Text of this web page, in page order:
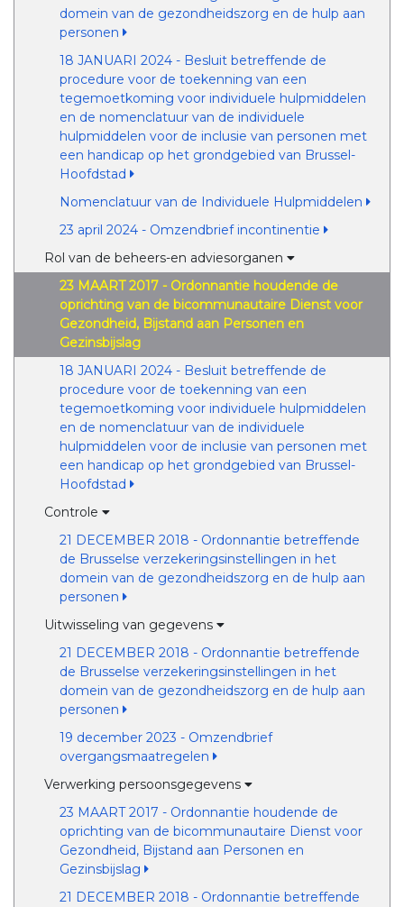
domein van de gezondheidszorg en de hulp aan
personen
18 JANUARI 2024 - Besluit betreffende de
procedure voor de toekenning van een
tegemoetkoming voor individuele hulpmiddelen
en de nomenclatuur van de individuele
hulpmiddelen voor de inclusie van personen met
een handicap op het grondgebied van Brussel-
Hoofdstad
Nomenclatuur van de Individuele Hulpmiddelen
23 april 2024 - Omzendbrief incontinentie
Rol van de beheers-en adviesorganen
23 MAART 2017 - Ordonnantie houdende de
oprichting van de bicommunautaire Dienst voor
Gezondheid, Bijstand aan Personen en
Gezinsbijslag
18 JANUARI 2024 - Besluit betreffende de
procedure voor de toekenning van een
tegemoetkoming voor individuele hulpmiddelen
en de nomenclatuur van de individuele
hulpmiddelen voor de inclusie van personen met
een handicap op het grondgebied van Brussel-
Hoofdstad
Controle
21 DECEMBER 2018 - Ordonnantie betreffende
de Brusselse verzekeringsinstellingen in het
domein van de gezondheidszorg en de hulp aan
personen
Uitwisseling van gegevens
21 DECEMBER 2018 - Ordonnantie betreffende
de Brusselse verzekeringsinstellingen in het
domein van de gezondheidszorg en de hulp aan
personen
19 december 2023 - Omzendbrief
overgangsmaatregelen
Verwerking persoonsgegevens
23 MAART 2017 - Ordonnantie houdende de
oprichting van de bicommunautaire Dienst voor
Gezondheid, Bijstand aan Personen en
Gezinsbijslag
21 DECEMBER 2018 - Ordonnantie betreffende